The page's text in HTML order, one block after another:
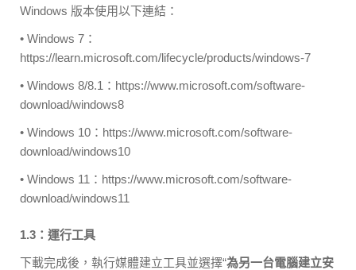
Windows 版本使用以下連結：
• Windows 7：
https://learn.microsoft.com/lifecycle/products/windows-7
• Windows 8/8.1：https://www.microsoft.com/software-
download/windows8
• Windows 10：https://www.microsoft.com/software-
download/windows10
• Windows 11：https://www.microsoft.com/software-
download/windows11
1.3：運行工具
下載完成後，執行媒體建立工具並選擇“為另一台電腦建立安